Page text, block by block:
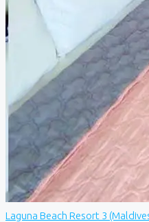
Laguna Beach Resort 3